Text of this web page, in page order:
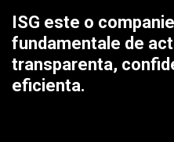
ISG este o
fundamentale de
transparenta,
eficienta.